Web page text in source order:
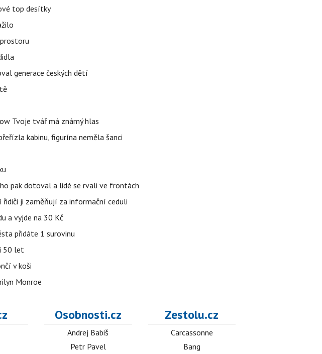
top desítky
generace českých dětí
Tvoje tvář má známý hlas
kabinu, figurína neměla šanci
pak dotoval a lidé se rvali ve frontách
řidiči ji zaměňují za informační ceduli
a vyjde na 30 Kč
přidáte 1 surovinu
50 let
v koši
Monroe
Osobnosti.cz
Andrej Babiš
Petr Pavel
Zestolu.cz
Carcassonne
Bang